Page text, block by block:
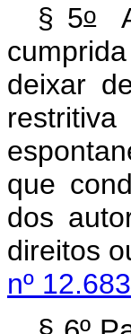
§ 5oA
deixar
que
dos
nº